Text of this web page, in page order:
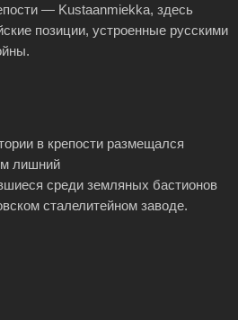
— Kustaanmiekka, здесь
позиции, устроенные русскими
в крепости размещался
лишний
среди земляных бастионов
сталелитейном заводе.